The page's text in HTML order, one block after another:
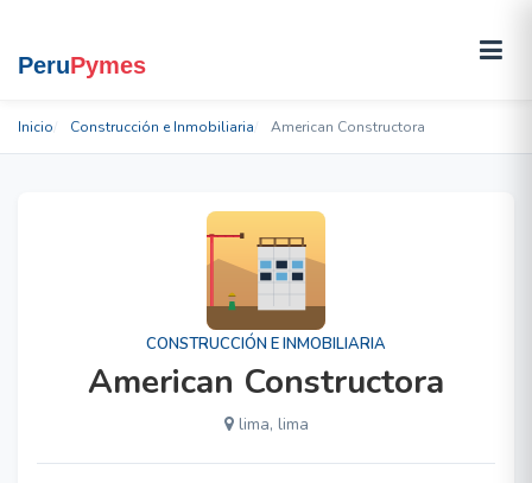
Inicio Construcción e Inmobiliaria American Constructora
CONSTRUCCIÓN E INMOBILIARIA
American Constructora
lima, lima